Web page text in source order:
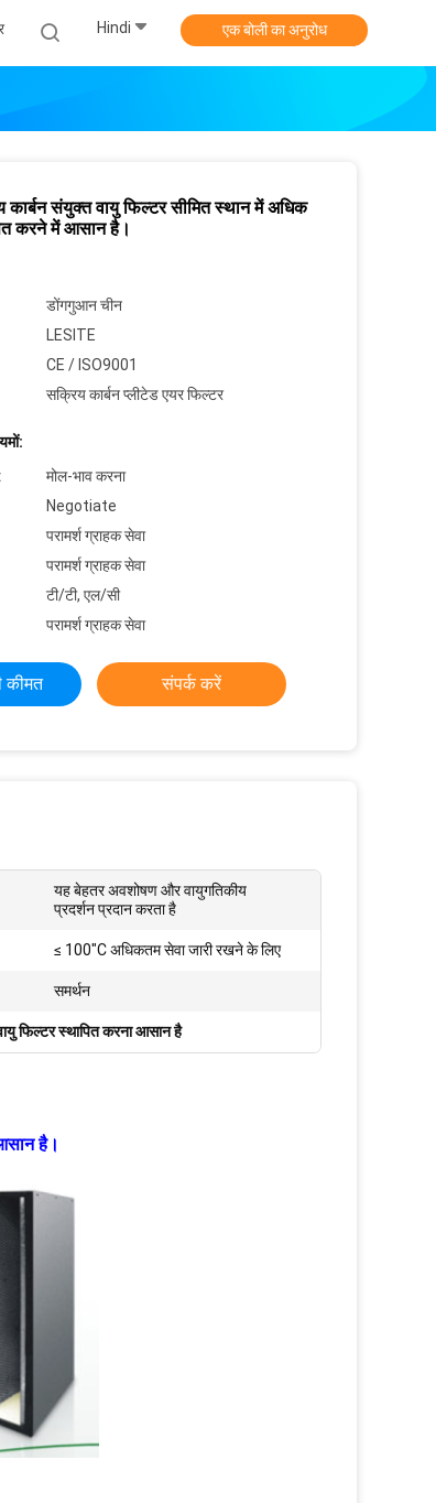
Hindi एक बोली का अनुरोध
कार्बन संयुक्त वायु फिल्टर सीमित स्थान में अधिक
करने में आसान है।
डोंगगुआन चीन
LESITE
CE / ISO9001
सक्रिय कार्बन प्लीटेड एयर फिल्टर
मोल-भाव करना
Negotiate
परामर्श ग्राहक सेवा
परामर्श ग्राहक सेवा
टी/टी, एल/सी
परामर्श ग्राहक सेवा
कीमत संपर्क करें
यह बेहतर अवशोषण और वायुगतिकीय
प्रदर्शन प्रदान करता है
≤ 100"C अधिकतम सेवा जारी रखने के लिए
समर्थन
फिल्टर स्थापित करना आसान है
है।